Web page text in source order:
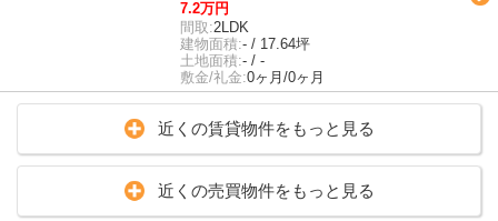
7.2万円
間取:2LDK
建物面積:- / 17.64坪
土地面積:- / -
敷金/礼金:0ヶ月/0ヶ月
近くの賃貸物件をもっと見る
近くの売買物件をもっと見る